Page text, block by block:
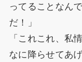
ってることなん
だ！」
「これこれ、私
なに降らせてあ